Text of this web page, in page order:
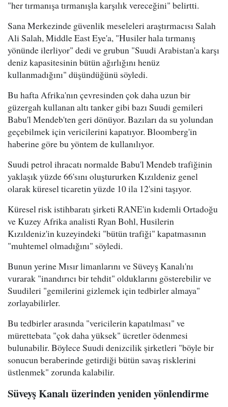
"her tırmanışa tırmanışla karşılık vereceğini" belirtti.
Sana Merkezinde güvenlik meseleleri araştırmacısı Salah
Ali Salah, Middle East Eye'a, "Husiler hala tırmanış
yönünde ilerliyor" dedi ve grubun "Suudi Arabistan'a karşı
deniz kapasitesinin bütün ağırlığını henüz
kullanmadığını" düşündüğünü söyledi.
Bu hafta Afrika'nın çevresinden çok daha uzun bir
güzergah kullanan altı tanker gibi bazı Suudi gemileri
Babu'l Mendeb'ten geri dönüyor. Bazıları da su yolundan
geçebilmek için vericilerini kapatıyor. Bloomberg'in
haberine göre bu yöntem de kullanılıyor.
Suudi petrol ihracatı normalde Babu'l Mendeb trafiğinin
yaklaşık yüzde 66'sını oluştururken Kızıldeniz genel
olarak küresel ticaretin yüzde 10 ila 12'sini taşıyor.
Küresel risk istihbaratı şirketi RANE'in kıdemli Ortadoğu
ve Kuzey Afrika analisti Ryan Bohl, Husilerin
Kızıldeniz'in kuzeyindeki "bütün trafiği" kapatmasının
"muhtemel olmadığını" söyledi.
Bunun yerine Mısır limanlarını ve Süveyş Kanalı'nı
vurarak "inandırıcı bir tehdit" olduklarını gösterebilir ve
Suudileri "gemilerini gizlemek için tedbirler almaya"
zorlayabilirler.
Bu tedbirler arasında "vericilerin kapatılması" ve
mürettebata "çok daha yüksek" ücretler ödenmesi
bulunabilir. Böylece Suudi denizcilik şirketleri "böyle bir
sonucun beraberinde getirdiği bütün savaş risklerini
üstlenmek" zorunda kalabilir.
Süveyş Kanalı üzerinden yeniden yönlendirme